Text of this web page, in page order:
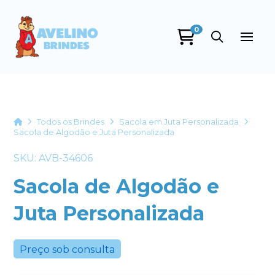
0
HomeTodos os Brindes
Sacola em Juta Personalizada
Sacola de Algodão e Juta Personalizada
SKU: AVB-34606
Sacola de Algodão e
Juta Personalizada
Preço sob consulta